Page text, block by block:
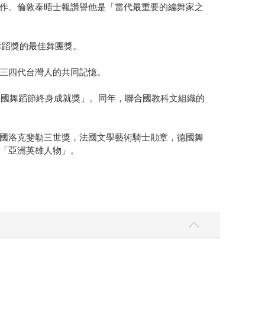
。倫敦泰晤士報讚譽他是「當代最重要的編舞家之
獎的最佳舞團獎。
四代台灣人的共同記憶。
舞蹈節終身成就獎」。同年，聯合國教科文組織的
洛克斐勒三世獎，法國文學藝術騎士勛章，德國舞
亞洲英雄人物」。